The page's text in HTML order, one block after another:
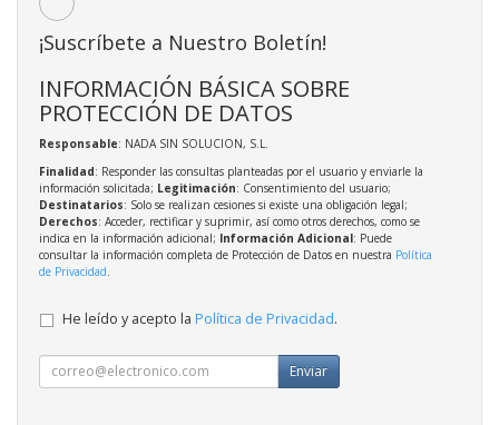
¡Suscríbete a Nuestro Boletín!
INFORMACIÓN BÁSICA SOBRE
PROTECCIÓN DE DATOS
Responsable: NADA SIN SOLUCION, S.L.
Finalidad: Responder las consultas planteadas por el usuario y enviarle la
información solicitada; Legitimación: Consentimiento del usuario;
Destinatarios: Solo se realizan cesiones si existe una obligación legal;
Derechos: Acceder, rectificar y suprimir, así como otros derechos, como se
indica en la información adicional; Información Adicional: Puede
consultar la información completa de Protección de Datos en nuestra Política
de Privacidad
He leído y acepto la Política de Privacidad.
Enviar